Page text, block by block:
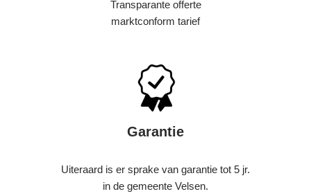
Transparante offerte
marktconform tarief
Garantie
Uiteraard is er sprake van garantie tot 5 jr.
in de gemeente Velsen.